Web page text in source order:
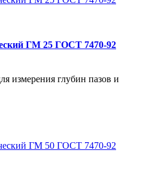
ГМ 25 ГОСТ 7470-92
измерения глубин пазов и